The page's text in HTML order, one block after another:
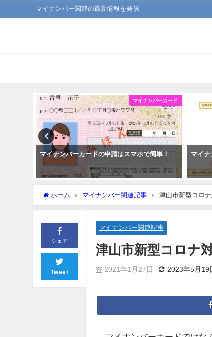
マイナンバー関連の最新情報を発信
マイナンバーカード
マイナンバーカードの申請はスマホで簡単！ マイナ
ホーム マイナンバー関連記事 津山市新型コロ
シェア
Tweet
マイナンバー関連記事
津山市新型コロナ
2021年1月27日 2023年5月19